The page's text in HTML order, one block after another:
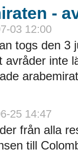
-
03 12:00
togs den 3
avråder inte
25 14:47
från alla
till